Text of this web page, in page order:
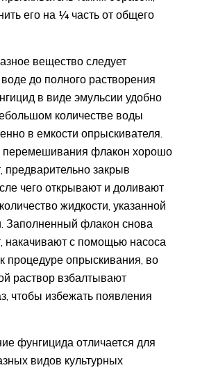
его на ¼ часть от общего
вещество следует
до полного растворения
в виде эмульсии удобно
количестве воды
в емкости опрыскивателя.
перемешивания флакон хорошо
предварительно закрыв
чего открывают и доливают
жидкости, указанной
Заполненный флакон снова
накачивают с помощью насоса
процедуре опрыскивания, во
раствор взбалтывают
чтобы избежать появления
фунгицида отличается для
видов культурных